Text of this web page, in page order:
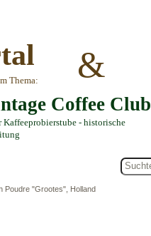
Thema:
&
Coffee Club
Kaffeeprobierstube - historische
Poudre "Grootes", Holland